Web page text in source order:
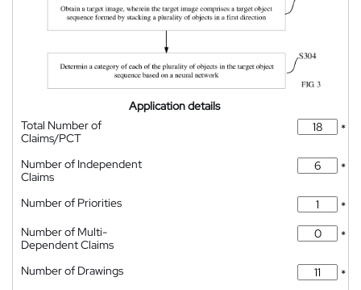
Application details
Total Number of
Claims/PCT
*
Number of Independent
Claims
*
Number of Priorities
*
Number of Multi-
Dependent Claims
*
Number of Drawings
*